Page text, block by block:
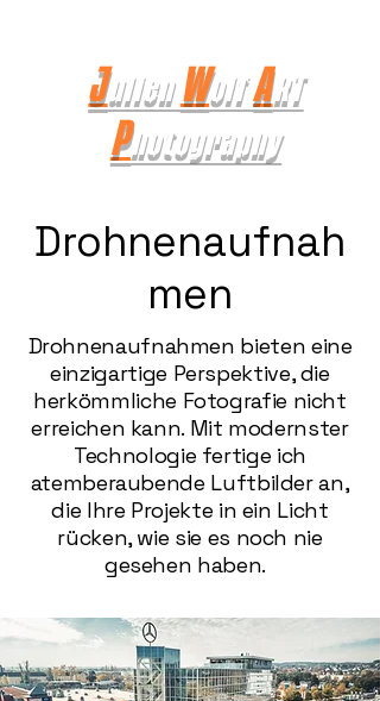
Julien WolfART
Photography
Drohnenaufnah
men
Drohnenaufnahmen bieten eine
einzigartige Perspektive, die
herkömmliche Fotografie nicht
erreichen kann. Mit modernster
Technologie fertige ich
atemberaubende Luftbilder an,
die Ihre Projekte in ein Licht
rücken, wie sie es noch nie
gesehen haben.